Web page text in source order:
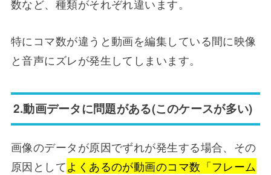
数など、種類がそれぞれ違います。
特にコマ数が違うと動画を編集している間に映像
と音声にズレが発生してしまいます。
2.動画データに問題がある(このケースが多い)
画像のデータが原因でずれが発生する場合、その
原因としてよくあるのが動画のコマ数「フレーム